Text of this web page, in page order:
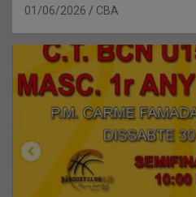
01/06/2026 CBA